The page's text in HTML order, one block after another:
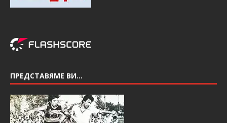
ПРЕДСТАВЯМЕ ВИ…